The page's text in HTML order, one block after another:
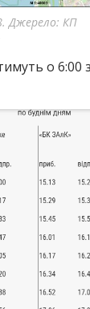
Джерело: КП
о 6:00